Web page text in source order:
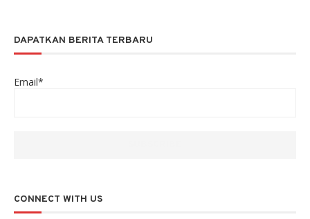
DAPATKAN BERITA TERBARU
Email*
CONNECT WITH US